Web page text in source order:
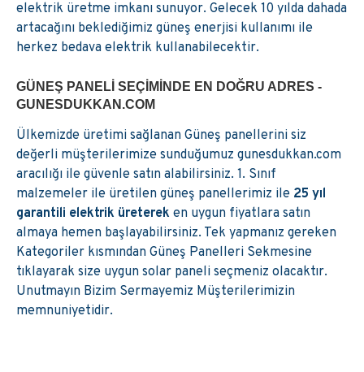
elektrik üretme imkanı sunuyor. Gelecek 10 yılda dahada
artacağını beklediğimiz güneş enerjisi kullanımı ile
herkez bedava elektrik kullanabilecektir.
GÜNEŞ PANELI SEÇIMINDE EN DOĞRU ADRES -
GUNESDUKKAN.COM
Ülkemizde üretimi sağlanan Güneş panellerini siz
değerli müşterilerimize sunduğumuz gunesdukkan.com
aracılığı ile güvenle satın alabilirsiniz. 1. Sınıf
malzemeler ile üretilen güneş panellerimiz ile 25 yıl
garantili elektrik üreterek en uygun fiyatlara satın
almaya hemen başlayabilirsiniz. Tek yapmanız gereken
Kategoriler kısmından Güneş Panelleri Sekmesine
tıklayarak size uygun solar paneli seçmeniz olacaktır.
Unutmayın Bizim Sermayemiz Müşterilerimizin
memnuniyetidir.